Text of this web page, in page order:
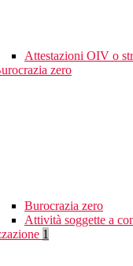
Attestazioni OIV o
zero
Burocrazia zero
Attività soggette a
1